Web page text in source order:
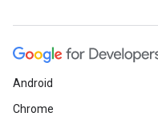
Android
Chrome